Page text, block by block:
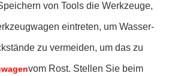
von Tools die Werkzeuge,
eintreten, um Wasser-
zu vermeiden, um das zu
vom Rost. Stellen Sie beim